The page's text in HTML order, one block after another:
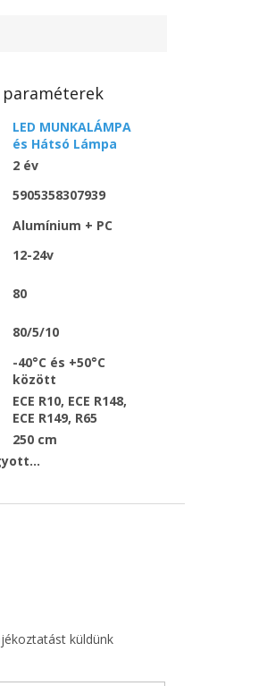
paraméterek
LED MUNKALÁMPA
és Hátsó Lámpa
2 év
5905358307939
Alumínium + PC
12-24v
80
80/5/10
-40°C és +50°C
között
ECE R10, ECE R148,
ECE R149, R65
250 cm
küldünk